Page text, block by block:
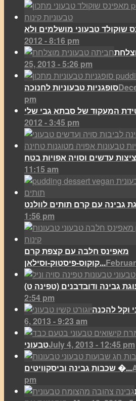
2012 - 8:16 pm
25, 2013 - 5:26 pm
סופגניות טבעוניות לחנוכה
pm
2012 - 3:45 pm
11:15 am
1:56 pm
מאפינס חלבה עם קצפת קרם
קוקוס-פיסטוק-וסילאן...
2:54 pm
וקל להכנה
6, 2013 - 9:23 am
טבעוניJuly 4, 2013 - 12:45 pm
שכבות גבינה וביסקוויטים �...
pm